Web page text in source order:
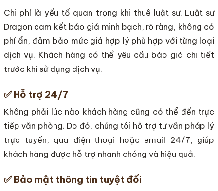
Chi phí là yếu tố quan trọng khi thuê luật sư. Luật sư
Dragon cam kết báo giá minh bạch, rõ ràng, không có
phí ẩn, đảm bảo mức giá hợp lý phù hợp với từng loại
dịch vụ. Khách hàng có thể yêu cầu báo giá chi tiết
trước khi sử dụng dịch vụ.
✅Hỗ trợ 24/7
Không phải lúc nào khách hàng cũng có thể đến trực
tiếp văn phòng. Do đó, chúng tôi hỗ trợ tư vấn pháp lý
trực tuyến, qua điện thoại hoặc email 24/7, giúp
khách hàng được hỗ trợ nhanh chóng và hiệu quả.
✅Bảo mật thông tin tuyệt đối